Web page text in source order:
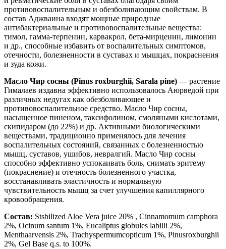
противовоспалительным и обезболивающим свойствам. В
состав Аджваина входят мощные природные
антибактериальные и противовоспалительные вещества:
тимол, гамма-терпенин, карвакрол, бета-мирценин, лимонин
и др., способные избавить от воспалительных симптомов,
отечности, болезненности в суставах и мышцах, покраснения
и зуда кожи.
Масло Чир сосны (Pinus roxburghii, Sarala pine) — растение
Гималаев издавна эффективно использовалось Аюрведой при
различных недугах как обезболивающее и
противовоспалительное средство. Масло Чир сосны,
насыщенное пиненом, таксифолином, смоляными кислотами,
скипидаром (до 22%) и др. Активными биологическими
веществами, традиционно применялось для лечения
воспалительных состояний, связанных с болезненностью
мышц, суставов, ушибов, невралгий. Масло Чир сосны
способно эффективно успокаивать боль, снимать эритему
(покраснение) и отечность болезненного участка,
восстанавливать эластичность и нормальную
чувствительность мышц за счет улучшения капиллярного
кровообращения.
Состав: Stsbilized Aloe Vera juice 20% , Cinnamomum camphora
2%, Ocinum santum 1%, Eucaliptus globules labilli 2%,
Menthaarvensis 2%, Trachyspermumcopticum 1%, Pinusroxburghii
2%, Gel Base q.s. to 100%.